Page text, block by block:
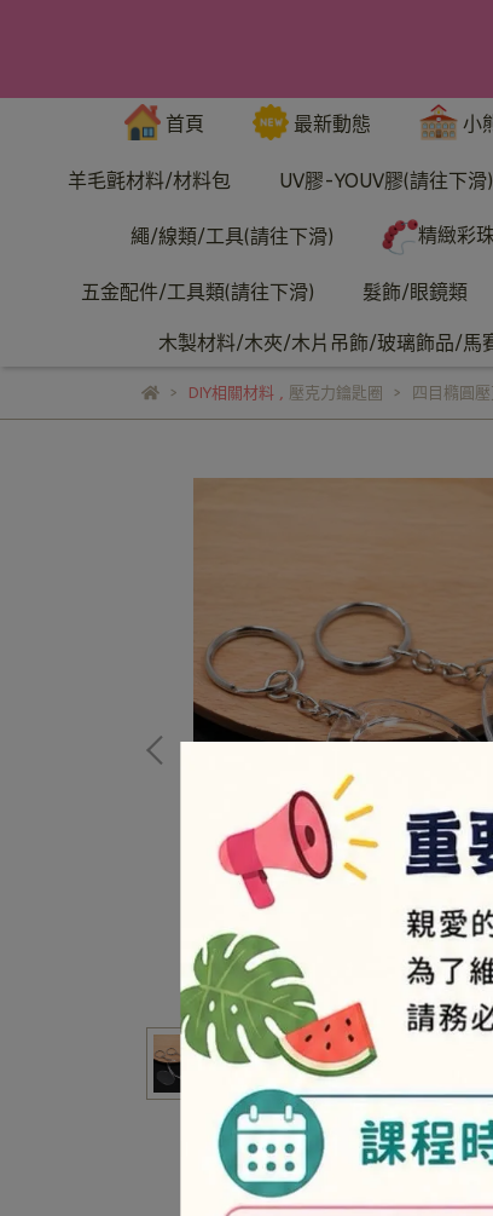
首頁 最新動態 小
羊毛氈材料/材料包 UV膠-YOUV膠(請往下滑)
繩/線類/工具(請往下滑) 精緻彩
五金配件/工具類(請往下滑) 髮飾/眼鏡類
木製材料/木夾/木片吊飾/玻璃飾品/馬
DIY相關材料, 壓克力鑰匙圈 四目橢圓